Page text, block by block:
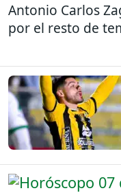
Antonio Carlos
por el resto de